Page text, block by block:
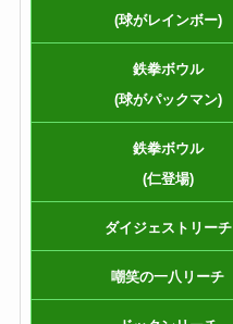
(球がレインボー)
鉄拳ボウル
(球がパックマン)
鉄拳ボウル
(仁登場)
ダイジェストリーチ
嘲笑の一八リーチ